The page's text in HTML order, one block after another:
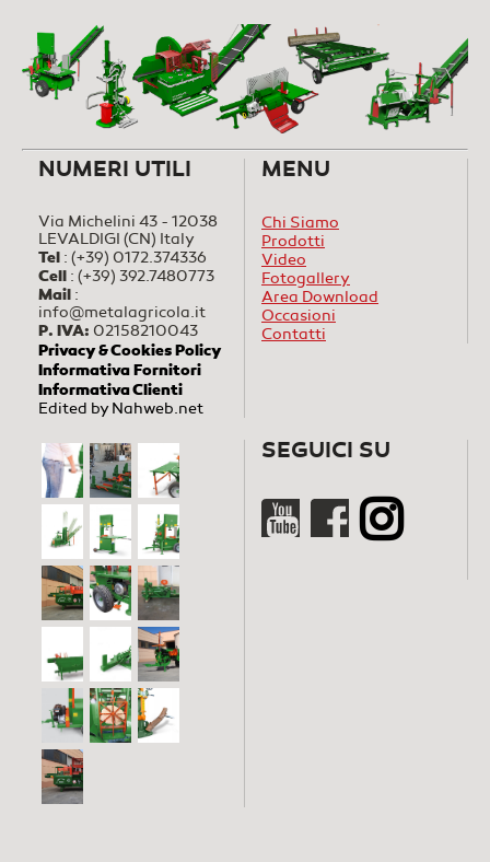
NUMERI UTILI
Via Michelini 43 - 12038
LEVALDIGI (CN) Italy
Tel : (+39) 0172.374336
Cell : (+39) 392.7480773
Mail :
info@metalagricola.it
P. IVA: 02158210043
Privacy & Cookies Policy
Informativa Fornitori
Informativa Clienti
Edited byNahweb.net
MENU
Chi Siamo
Prodotti
Video
Fotogallery
Area Download
Occasioni
Contatti
SEGUICI SU